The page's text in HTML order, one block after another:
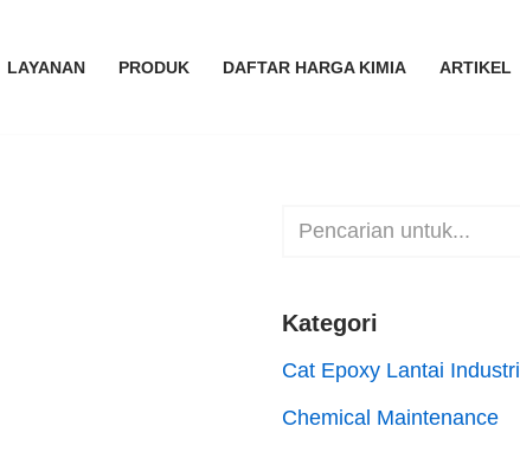
LAYANAN PRODUK DAFTAR HARGA KIMIA ARTIKEL
Kategori
Cat Epoxy Lantai Industri
Chemical Maintenance